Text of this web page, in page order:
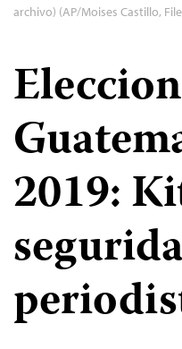
archivo) (AP/Moises Castillo,
2019: